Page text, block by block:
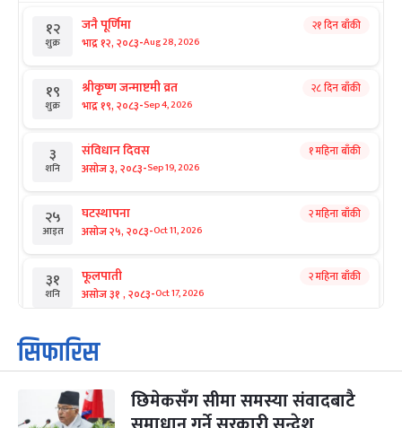
१२
शुक्र
जनै पूर्णिमा
भाद्र १२, २०८३-Aug 28, 2026
२१ दिन बाँकी
१९
शुक्र
श्रीकृष्ण जन्माष्टमी व्रत
भाद्र १९, २०८३-Sep 4, 2026
२८ दिन बाँकी
३
शनि
संविधान दिवस
असोज ३, २०८३-Sep 19, 2026
१ महिना बाँकी
२५
आइत
घटस्थापना
असोज २५, २०८३-Oct 11, 2026
२ महिना बाँकी
३१
शनि
फूलपाती
असोज ३१ , २०८३-Oct 17, 2026
२ महिना बाँकी
१
आइत
कार्तिक सङ्क्रान्ति
कार्तिक १, २०८३
३
मंगल
महानवमी
कार्तिक ३, २०८३-Oct 20, 2026
२ महिना बाँकी
सिफारिस
छिमेकसँग सीमा समस्या संवादबाटै